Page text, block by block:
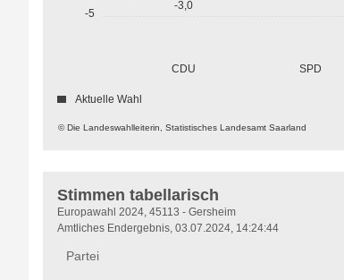
-5
CDU SPD
-3,0
© Die Landeswahlleiterin, Statistisches Landesamt Saarland
Aktuelle Wahl
Stimmen tabellarisch
Stimmen
tabellarisch
Europawahl 2024, 45113 - Gersheim
Amtliches Endergebnis, 03.07.2024, 14:24:44
Partei